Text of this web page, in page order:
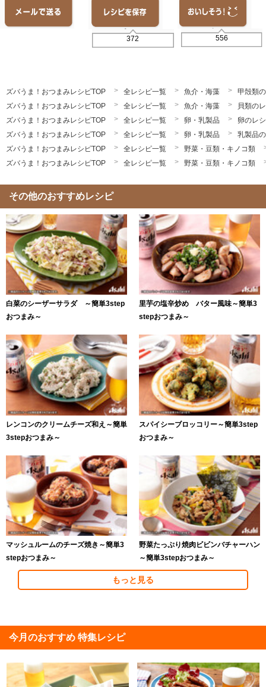
372 556
ズバうま！おつまみレシピTOP 全レシピ一覧 魚介・海藻
甲殻類
ズバうま！おつまみレシピTOP
全レシピ一覧 魚介・海藻
貝類の
ズバうま！おつまみレシピTOP
全レシピ一覧 卵・乳製品
卵のレ
ズバうま！おつまみレシピTOP
全レシピ一覧 卵・乳製品
乳製品
ズバうま！おつまみレシピTOP
全レシピ一覧
野菜・豆類・キノコ類
ズバうま！おつまみレシピTOP
全レシピ一覧 野菜・豆類・キノコ類
その他のおすすめレシピ
白菜のシーザーサラダ ～簡単3step
おつまみ～
里芋の塩辛炒め バター風味～簡単3
stepおつまみ～
レンコンのクリームチーズ和え～簡単
3stepおつまみ～
スパイシーブロッコリー～簡単3step
おつまみ～
マッシュルームのチーズ焼き～簡単3
stepおつまみ～
野菜たっぷり焼肉ビビンバチャーハン
～簡単3stepおつまみ～
もっと見る
今月のおすすめ 特集レシピ